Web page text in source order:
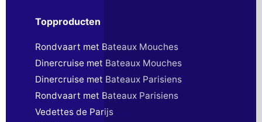
Topproducten
Rondvaart met Bateaux Mouches
Dinercruise met Bateaux Mouches
Dinercruise met Bateaux Parisiens
Rondvaart met Bateaux Parisiens
Vedettes de Parijs